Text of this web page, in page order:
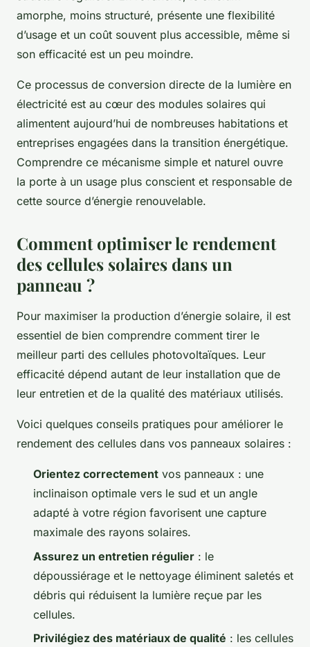
amorphe, moins structuré, présente une flexibilité
d’usage et un coût souvent plus accessible, même si
son efficacité est un peu moindre.
Ce processus de conversion directe de la lumière en
électricité est au cœur des modules solaires qui
alimentent aujourd’hui de nombreuses habitations et
entreprises engagées dans la transition énergétique.
Comprendre ce mécanisme simple et naturel ouvre
la porte à un usage plus conscient et responsable de
cette source d’énergie renouvelable.
Comment optimiser le rendement
des cellules solaires dans un
panneau ?
Pour maximiser la production d’énergie solaire, il est
essentiel de bien comprendre comment tirer le
meilleur parti des cellules photovoltaïques. Leur
efficacité dépend autant de leur installation que de
leur entretien et de la qualité des matériaux utilisés.
Voici quelques conseils pratiques pour améliorer le
rendement des cellules dans vos panneaux solaires :
Orientez correctement vos panneaux : une
inclinaison optimale vers le sud et un angle
adapté à votre région favorisent une capture
maximale des rayons solaires.
Assurez un entretien régulier : le
dépoussiérage et le nettoyage éliminent saletés et
débris qui réduisent la lumière reçue par les
cellules.
Privilégiez des matériaux de qualité : les cellules